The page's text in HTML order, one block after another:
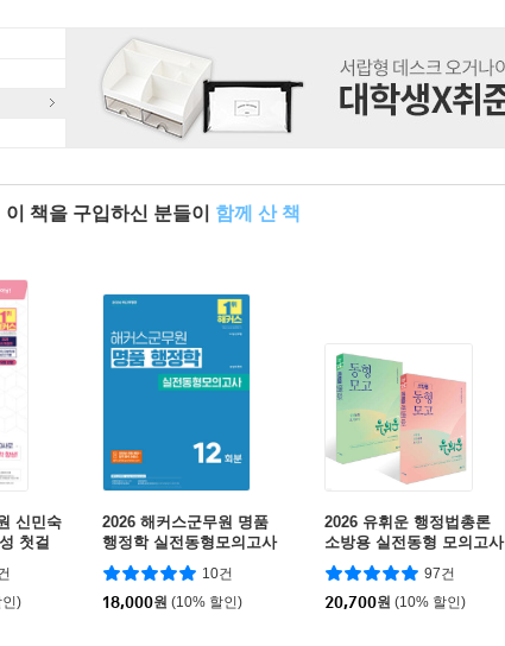
이 책을 구입하신 분들이 함께 산 책
신민숙
첫걸
무원)
)
2026 해커스군무원 명품
행정학 실전동형모의고사
(9급·7급 군무원)
10건
18,000원 (10% 할인)
2026 유휘운 행정법총론
소방용 실전동형 모의고사
+ 2026 유휘운 행정법총론
실전동형 모의고사 세트
97건
20,700원 (10% 할인)